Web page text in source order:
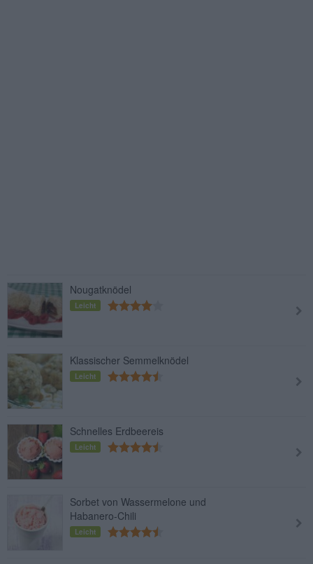
Nougatknödel
Leicht
Klassischer Semmelknödel
Leicht
Schnelles Erdbeereis
Leicht
Sorbet von Wassermelone und
Habanero-Chili
Leicht